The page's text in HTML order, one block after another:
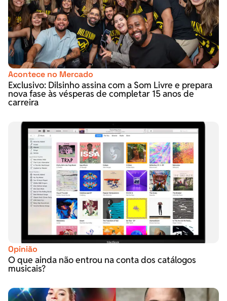
Acontece no Mercado
Exclusivo: Dilsinho assina com a Som Livre e prepara
nova fase às vésperas de completar 15 anos de
carreira
Opinião
O que ainda não entrou na conta dos catálogos
musicais?